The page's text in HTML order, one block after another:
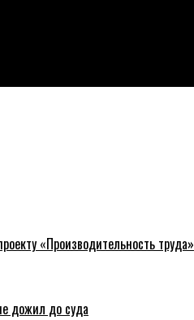
«Производительность труда»
дожил до суда